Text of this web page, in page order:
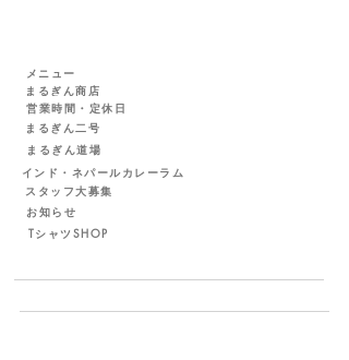
メニュー
まるぎん商店
営業時間・定休日
まるぎん二号
まるぎん道場
インド・ネパールカレーラム
スタッフ大募集
お知らせ
TシャツSHOP